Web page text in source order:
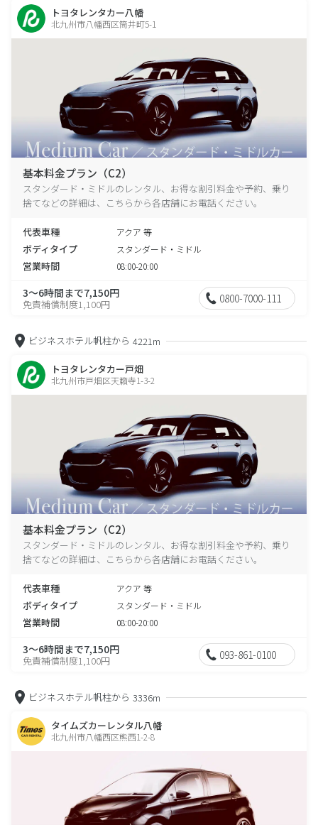
トヨタレンタカー八幡
北九州市八幡西区筒井町5-1
基本料金プラン（C2）
スタンダード・ミドルのレンタル、お得な割引料金や予約、乗り
捨てなどの詳細は、こちらから各店舗にお電話ください。
代表車種 アクア 等
ボディタイプ スタンダード・ミドル
営業時間 08:00-20:00
3～6時間まで7,150円
免責補償制度1,100円 0800-7000-111
ビジネスホテル帆柱から 4221m
トヨタレンタカー戸畑
北九州市戸畑区天籟寺1-3-2
基本料金プラン（C2）
スタンダード・ミドルのレンタル、お得な割引料金や予約、乗り
捨てなどの詳細は、こちらから各店舗にお電話ください。
代表車種 アクア 等
ボディタイプ スタンダード・ミドル
営業時間 08:00-20:00
3～6時間まで7,150円
免責補償制度1,100円 093-861-0100
ビジネスホテル帆柱から 3336m
タイムズカーレンタル八幡
北九州市八幡西区熊西1-2-8